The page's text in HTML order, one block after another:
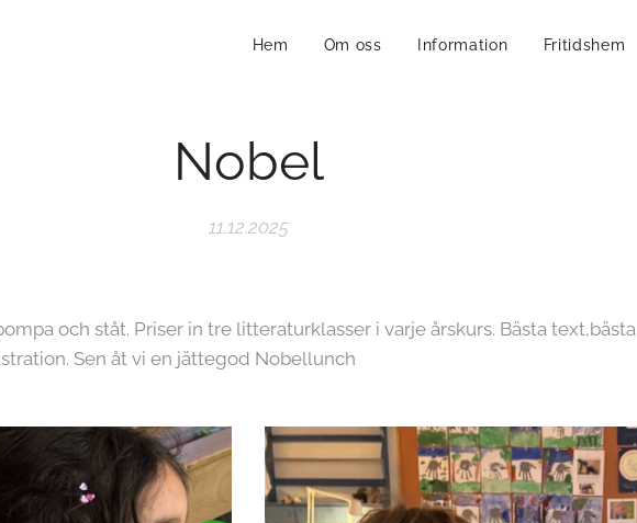
Hem Om oss Information Fritidshem
Nobel
11.12.2025
och ståt. Priser in tre litteraturklasser i varje årskurs. Bästa text,bästa
Sen åt vi en jättegod Nobellunch